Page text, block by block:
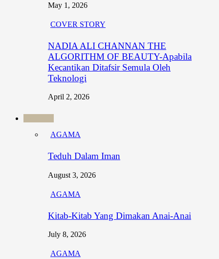
May 1, 2026
COVER STORY
NADIA ALI CHANNAN THE
ALGORITHM OF BEAUTY-Apabila
Kecantikan Ditafsir Semula Oleh
Teknologi
April 2, 2026
AGAMA
Teduh Dalam Iman
August 3, 2026
AGAMA
Kitab-Kitab Yang Dimakan Anai-Anai
July 8, 2026
AGAMA